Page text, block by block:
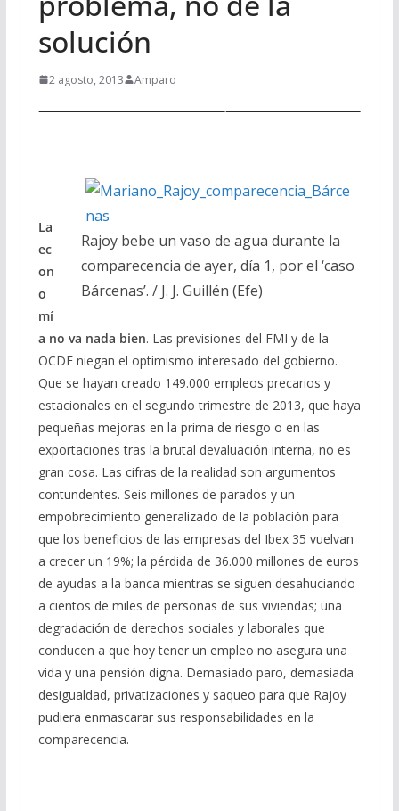
solución
2 agosto, 2013 Amparo
Rajoy bebe un vaso de agua durante la
comparecencia de ayer, día 1, por el ‘caso
Bárcenas’. / J. J. Guillén (Efe)
La
ec
on
o
mí
a no va nada bien. Las previsiones del FMI y de la
OCDE niegan el optimismo interesado del gobierno.
Que se hayan creado 149.000 empleos precarios y
estacionales en el segundo trimestre de 2013, que haya
pequeñas mejoras en la prima de riesgo o en las
exportaciones tras la brutal devaluación interna, no es
gran cosa. Las cifras de la realidad son argumentos
contundentes. Seis millones de parados y un
empobrecimiento generalizado de la población para
que los beneficios de las empresas del Ibex 35 vuelvan
a crecer un 19%; la pérdida de 36.000 millones de euros
de ayudas a la banca mientras se siguen desahuciando
a cientos de miles de personas de sus viviendas; una
degradación de derechos sociales y laborales que
conducen a que hoy tener un empleo no asegura una
vida y una pensión digna. Demasiado paro, demasiada
desigualdad, privatizaciones y saqueo para que Rajoy
pudiera enmascarar sus responsabilidades en la
comparecencia.